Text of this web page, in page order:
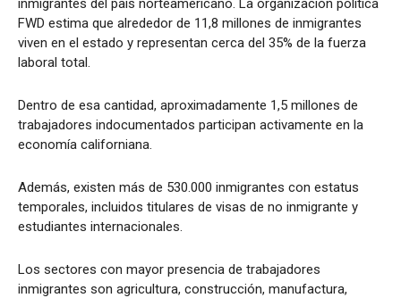
FWD estima que alrededor de 11,8 millones de inmigrantes
viven en el estado y representan cerca del 35% de la fuerza
laboral total.
Dentro de esa cantidad, aproximadamente 1,5 millones de
trabajadores indocumentados participan activamente en la
economía californiana.
Además, existen más de 530.000 inmigrantes con estatus
temporales, incluidos titulares de visas de no inmigrante y
estudiantes internacionales.
Los sectores con mayor presencia de trabajadores
inmigrantes son agricultura, construcción, manufactura,